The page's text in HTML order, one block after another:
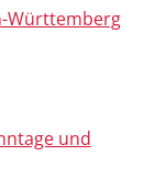
Württemberg
und